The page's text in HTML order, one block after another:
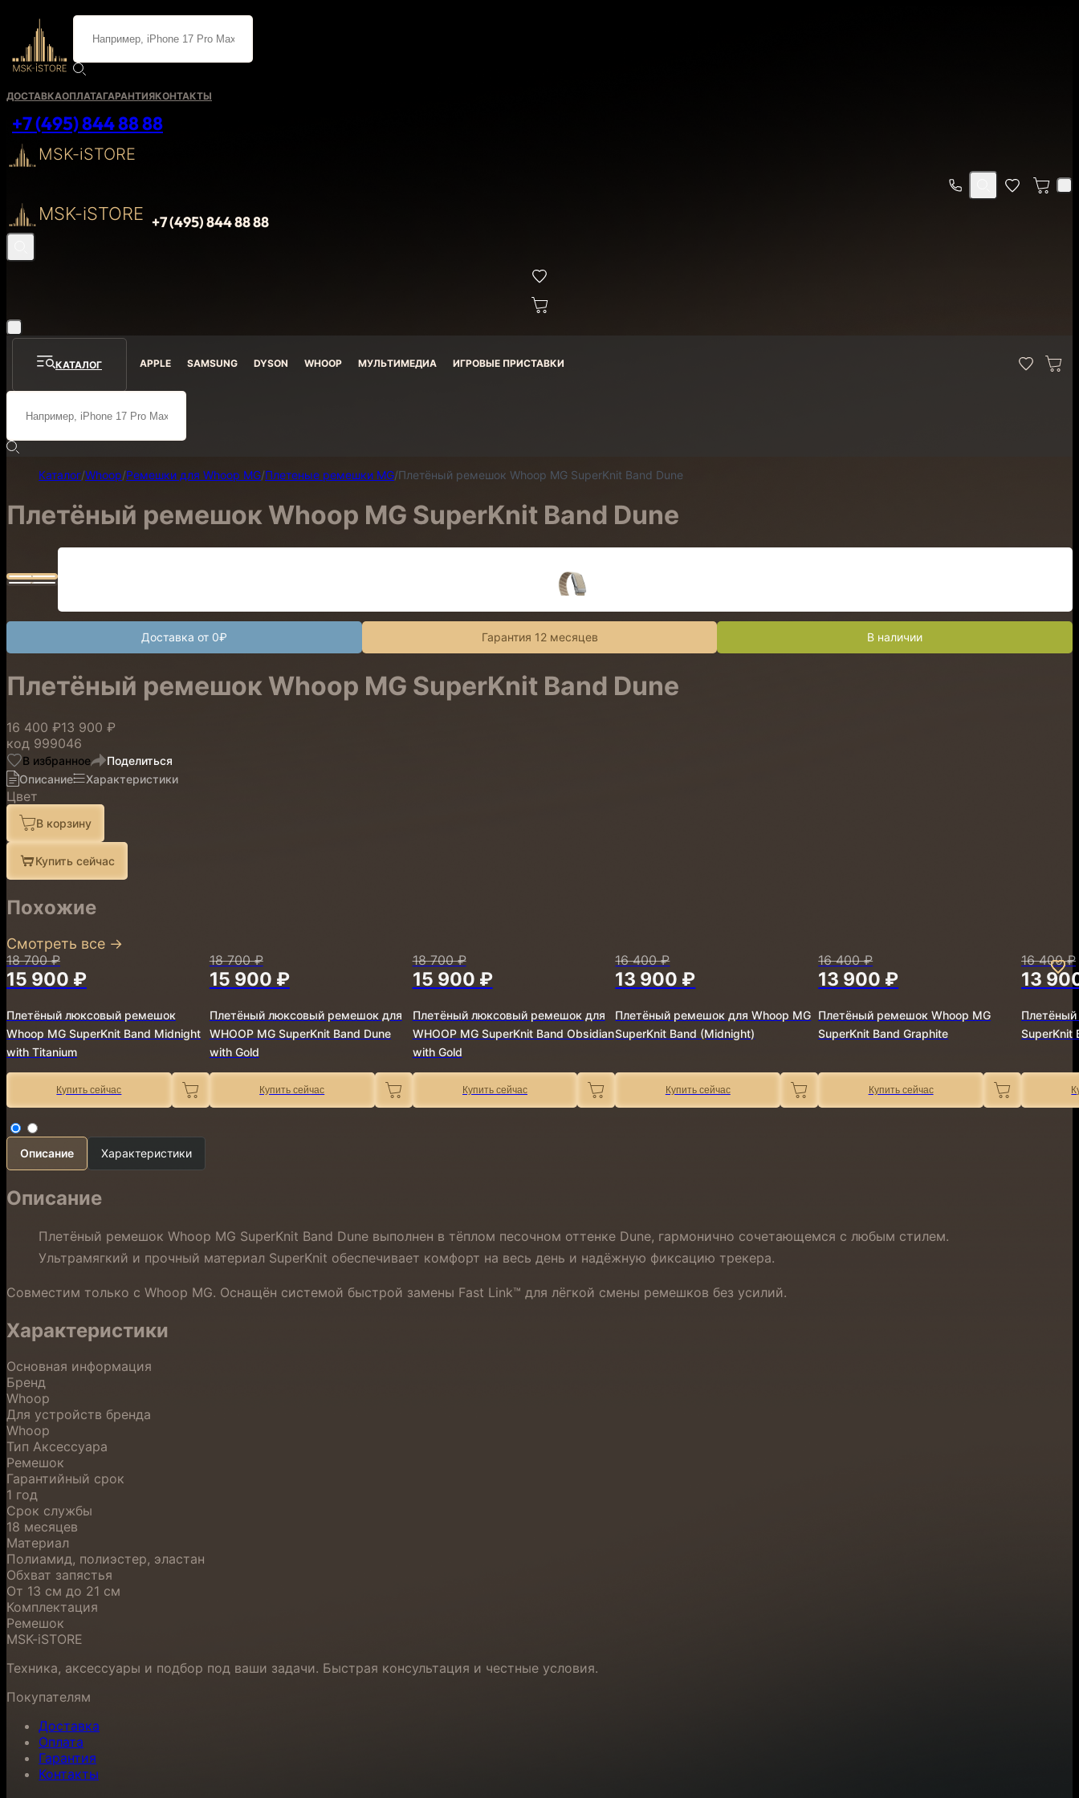
ДОСТАВКАОПЛАТАГАРАНТИЯКОНТАКТЫ
+7 (495) 844 88 88
MSK-iSTORE
MSK-iSTORE +7 (495) 844 88 88
КАТАЛОГ APPLE SAMSUNG DYSON WHOOP МУЛЬТИМЕДИА ИГРОВЫЕ ПРИСТАВКИ
Каталог/Whoop/Ремешки для Whoop MG/Плетеные ремешки MG/Плетёный ремешок Whoop MG SuperKnit Band Dune
Плетёный ремешок Whoop MG SuperKnit Band Dune
Доставка от 0₽ Гарантия 12 месяцев В наличии
Плетёный ремешок Whoop MG SuperKnit Band Dune
16 400 ₽13 900 ₽
код 999046
В избранное
Поделиться
Описание
Характеристики
Цвет
В корзину
Купить сейчас
Похожие
Смотреть все →
18 700 ₽
15 900 ₽
Плетёный люксовый ремешок
Whoop MG SuperKnit Band Midnight
with Titanium
Купить сейчас
18 700 ₽
15 900 ₽
Плетёный люксовый ремешок для
WHOOP MG SuperKnit Band Dune
with Gold
Купить сейчас
18 700 ₽
15 900 ₽
Плетёный люксовый ремешок для
WHOOP MG SuperKnit Band Obsidian
with Gold
Купить сейчас
16 400 ₽
13 900 ₽
Плетёный ремешок для Whoop MG
SuperKnit Band (Midnight)
Купить сейчас
16 400 ₽
13 900 ₽
Плетёный ремешок Whoop MG
SuperKnit Band Graphite
Купить сейчас
16 400 ₽
13
SuperKnit
Описание Характеристики
Описание
Плетёный ремешок Whoop MG SuperKnit Band Dune выполнен в тёплом песочном оттенке Dune, гармонично сочетающемся с любым стилем.
Ультрамягкий и прочный материал SuperKnit обеспечивает комфорт на весь день и надёжную фиксацию трекера.
Совместим только с Whoop MG. Оснащён системой быстрой замены Fast Link™ для лёгкой смены ремешков без усилий.
Характеристики
Основная информация
Бренд
Whoop
Для устройств бренда
Whoop
Тип Аксессуара
Ремешок
Гарантийный срок
1 год
Срок службы
18 месяцев
Материал
Полиамид, полиэстер, эластан
Обхват запястья
От 13 см до 21 см
Комплектация
Ремешок
MSK-iSTORE
Техника, аксессуары и подбор под ваши задачи. Быстрая консультация и честные условия.
Покупателям
Доставка
Оплата
Гарантия
Контакты